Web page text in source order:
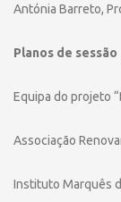
Antónia Barreto,
Planos de
Equipa do projeto
Associação
Instituto Marquês